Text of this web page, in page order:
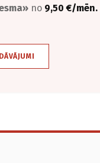
no 9,50 €/mēn.